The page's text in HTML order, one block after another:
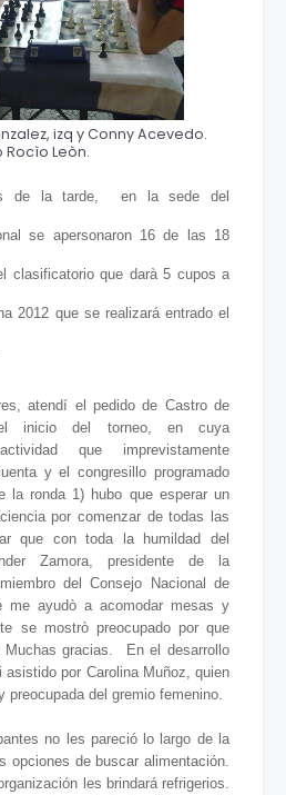
izq y Conny Acevedo.
Rocìo Leòn.
de la tarde , en la sede del
se apersonaron 16 de las 18
clasificatorio que darà 5 cupos a
2012 que se realizará entrado el
atendí el pedido de Castro de
inicio del torneo, en cuya
que imprevistamente
y el congresillo programado
la ronda 1) hubo que esperar un
por comenzar de todas las
que con toda la humildad del
Zamora, presidente de la
del Consejo Nacional de
me ayudò a acomodar mesas y
se mostrò preocupado por que
Muchas gracias. En el desarrollo
asistido por Carolina Muñoz, quien
del gremio femenino.
no les pareció lo largo de la
opciones de buscar alimentación.
les brindará refrigerios.